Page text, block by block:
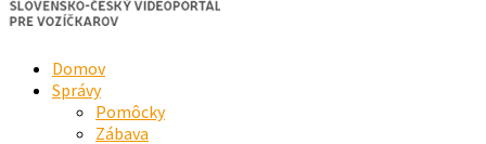
Domov
Správy
Pomôcky
Zábava